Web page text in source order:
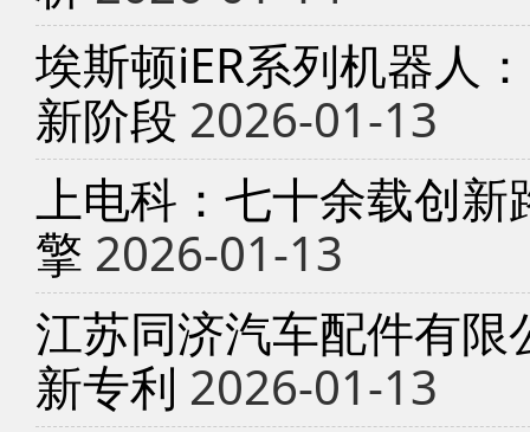
埃斯顿iER系列机器人
新阶段 2026-01-13
上电科：七十余载创
擎 2026-01-13
江苏同济汽车配件有
新专利 2026-01-13